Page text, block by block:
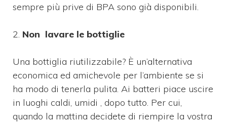
sempre più prive di BPA sono già disponibili.
2. Non lavare le bottiglie
Una bottiglia riutilizzabile? È un’alternativa
economica ed amichevole per l’ambiente se si
ha modo di tenerla pulita. Ai batteri piace uscire
in luoghi caldi, umidi , dopo tutto. Per cui,
quando la mattina decidete di riempire la vostra